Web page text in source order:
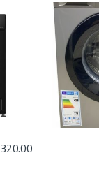
320.00